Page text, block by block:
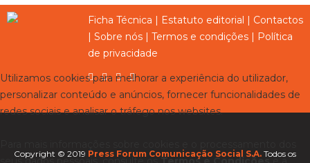
Ficha Técnica | Estatuto editorial | Contactos
| Sobre nós | Termos e condições | Política
de privacidade
Copyright © 2019 Press Forum Comunicação Social S.A. Todos os
Utilizamos cookies para melhorar a experiência do utilizador,
personalizar conteúdo e anúncios, fornecer funcionalidades de
redes sociais e analisar o tráfego nos websites.